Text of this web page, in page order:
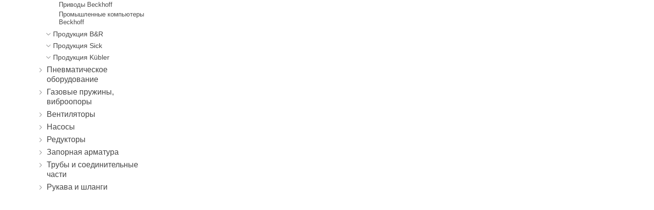
Приводы Beckhoff
Промышленные компьютеры
Beckhoff
Продукция B&R
Продукция Sick
Продукция Kübler
Пневматическое
оборудование
Газовые пружины,
виброопоры
Вентиляторы
Насосы
Редукторы
Запорная арматура
Трубы и соединительные
части
Рукава и шланги